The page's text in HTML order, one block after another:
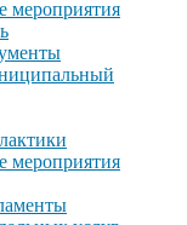
мероприятия
мероприятия